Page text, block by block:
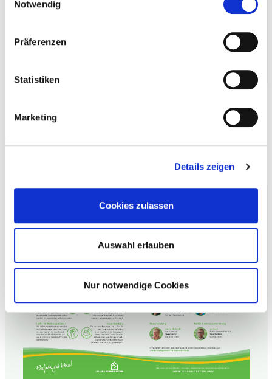
Notwendig
Präferenzen
Statistiken
Marketing
Details zeigen
Cookies zulassen
Auswahl erlauben
Nur notwendige Cookies
Mitgliedschaft – Verband
Wohneigentum NRW e.V.
Unsere Inklusiv-Leistungen